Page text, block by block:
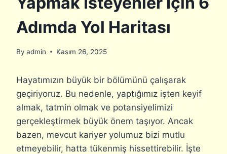
Adımda Yol Haritası
By admin Kasım 26, 2025
Hayatımızın büyük bir bölümünü çalışarak
geçiriyoruz. Bu nedenle, yaptığımız işten keyif
almak, tatmin olmak ve potansiyelimizi
gerçekleştirmek büyük önem taşıyor. Ancak
bazen, mevcut kariyer yolumuz bizi mutlu
etmeyebilir, hatta tükenmiş hissettirebilir. İşte